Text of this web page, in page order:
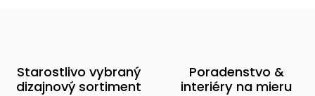
Starostlivo vybraný
dizajnový sortiment
Poradenstvo &
interiéry na mieru